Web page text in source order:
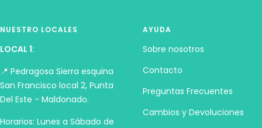
NUESTRO LOCALES
LOCAL 1:
📍 Pedragosa Sierra esquina
San Francisco local 2, Punta
Del Este - Maldonado.
Horarios: Lunes a Sábado de
AYUDA
Sobre nosotros
Contacto
Preguntas Frecuentes
Cambios y Devoluciones